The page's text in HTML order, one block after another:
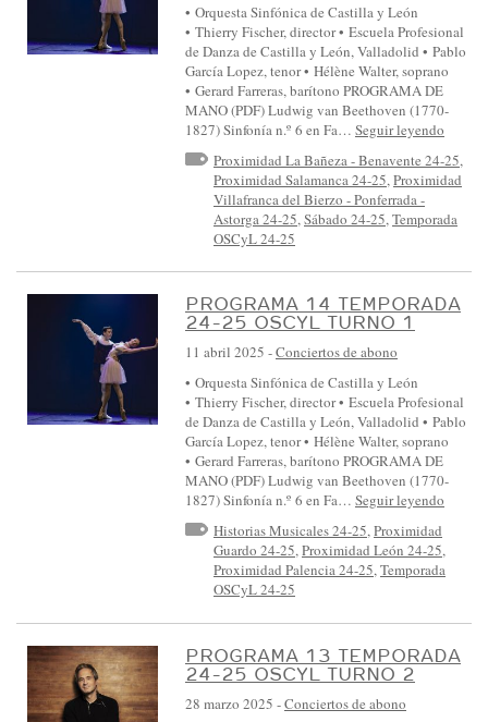
• Orquesta Sinfónica de Castilla y León
• Thierry Fischer, director • Escuela Profesional
de Danza de Castilla y León, Valladolid • Pablo
García Lopez, tenor • Hélène Walter, soprano
• Gerard Farreras, barítono PROGRAMA DE
MANO (PDF) Ludwig van Beethoven (1770-
1827) Sinfonía n.º 6 en Fa… Seguir leyendo
Proximidad La Bañeza - Benavente 24-25,
Proximidad Salamanca 24-25,Proximidad
Villafranca del Bierzo - Ponferrada -
Astorga 24-25,Sábado 24-25,Temporada
OSCyL 24-25
PROGRAMA 14 TEMPORADA
24-25 OSCYL TURNO 1
11 abril 2025 -Conciertos de abono
• Orquesta Sinfónica de Castilla y León
• Thierry Fischer, director • Escuela Profesional
de Danza de Castilla y León, Valladolid • Pablo
García Lopez, tenor • Hélène Walter, soprano
• Gerard Farreras, barítono PROGRAMA DE
MANO (PDF) Ludwig van Beethoven (1770-
1827) Sinfonía n.º 6 en Fa… Seguir leyendo
Historias Musicales 24-25,Proximidad
Guardo 24-25,Proximidad León 24-25,
Proximidad Palencia 24-25,Temporada
OSCyL 24-25
PROGRAMA 13 TEMPORADA
24-25 OSCYL TURNO 2
28 marzo 2025 -Conciertos de abono